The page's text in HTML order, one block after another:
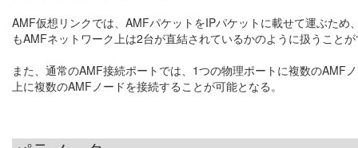
AMF仮想リンクでは、AMFパケットをIPパケットに載せて運ぶた
もAMFネットワーク上は2台が直結されているかのように扱うこと
また、通常のAMF接続ポートでは、1つの物理ポートに複数のAMF
上に複数のAMFノードを接続することが可能となる。